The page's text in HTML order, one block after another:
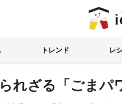
トレンド レ
れざる「ごまパ